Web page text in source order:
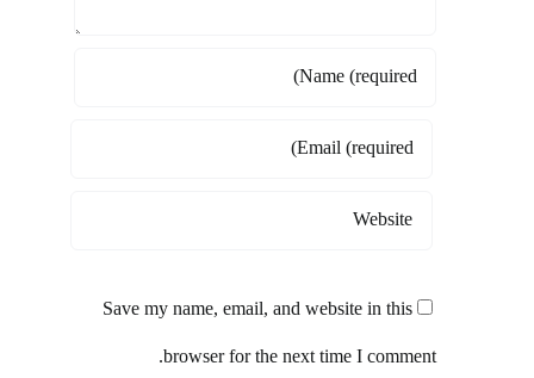
Save my name, email, and website in this
browser for the next time I comment.